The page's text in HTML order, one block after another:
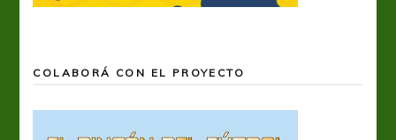
COLABORÁ CON EL PROYECTO